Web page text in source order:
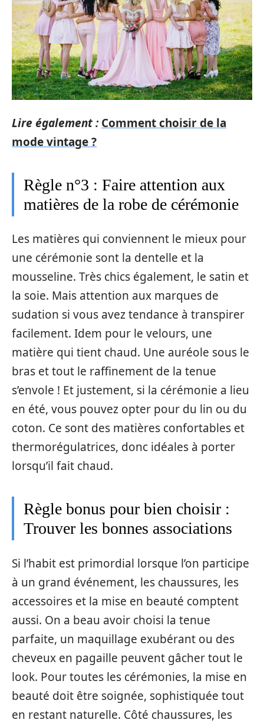
Lire également : Comment choisir de la
mode vintage ?
Règle n°3 : Faire attention aux
matières de la robe de cérémonie
Les matières qui conviennent le mieux pour
une cérémonie sont la dentelle et la
mousseline. Très chics également, le satin et
la soie. Mais attention aux marques de
sudation si vous avez tendance à transpirer
facilement. Idem pour le velours, une
matière qui tient chaud. Une auréole sous le
bras et tout le raffinement de la tenue
s’envole ! Et justement, si la cérémonie a lieu
en été, vous pouvez opter pour du lin ou du
coton. Ce sont des matières confortables et
thermorégulatrices, donc idéales à porter
lorsqu’il fait chaud.
Règle bonus pour bien choisir :
Trouver les bonnes associations
Si l’habit est primordial lorsque l’on participe
à un grand événement, les chaussures, les
accessoires et la mise en beauté comptent
aussi. On a beau avoir choisi la tenue
parfaite, un maquillage exubérant ou des
cheveux en pagaille peuvent gâcher tout le
look. Pour toutes les cérémonies, la mise en
beauté doit être soignée, sophistiquée tout
en restant naturelle. Côté chaussures, les